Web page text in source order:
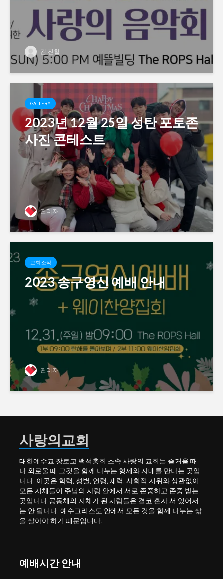
김 진철
GALLERY
2023년 12월 25일 성탄 포토존
사진 콘테스트
관리자
교회 소식
2023 송구영신 예배 안내
관리자
사랑의교회
대한예수교 장로교 백석총회 소속 사랑의 교회는 즐거울 때
나 외로울 때 그것을 함께 나누는 형제와 자매를 만나는 곳입
니다. 이곳은 학력, 성별, 연령, 재력, 사회적 지위와 상관없이
모든 지체들이 주님의 사랑 안에서 서로 존중하고 존중 받는
곳입니다.공동체의 지체가 된 사람들은 결코 혼자 서 있어서
는 안 됩니다. 예수그리스도 안에서 모든 것을 함께 나누는 삶
을 살아야 하기 때문입니다.
예배시간 안내